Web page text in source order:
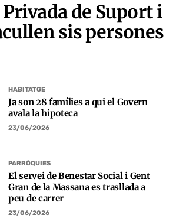
de Suport i
sis persones
HABITATGE
Ja son 28 famílies a qui el Govern
avala la hipoteca
23/06/2026
PARRÒQUIES
El servei de Benestar Social i Gent
Gran de la Massana es trasllada a
peu de carrer
23/06/2026